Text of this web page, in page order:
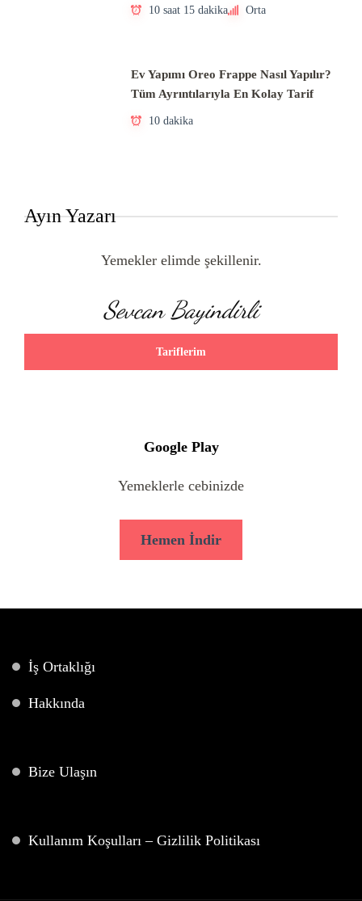
10 saat 15 dakika Orta
Ev Yapımı Oreo Frappe Nasıl Yapılır?
Tüm Ayrıntılarıyla En Kolay Tarif
10 dakika
Ayın Yazarı
Yemekler elimde şekillenir.
Sevcan Bayindirli
Tariflerim
Google Play
Yemeklerle cebinizde
Hemen İndir
İş Ortaklığı
Hakkında
Bize Ulaşın
Kullanım Koşulları – Gizlilik Politikası